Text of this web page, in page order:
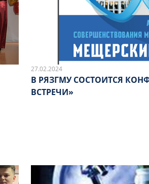
27.02.2024
В РЯЗГМУ СОСТОИТСЯ
ВСТРЕЧИ»